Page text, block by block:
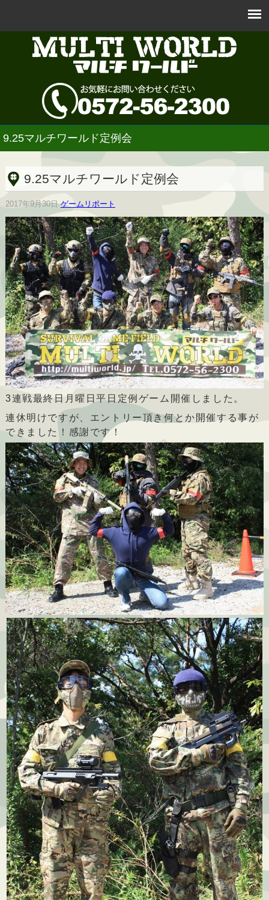
9.25マルチワールド定例会
9.25マルチワールド定例会
2017年9月30日 ゲームリポート
3連戦最終日月曜日平日定例ゲーム開催しました。
連休明けですが、エントリー頂き何とか開催する事が
できました！感謝です！